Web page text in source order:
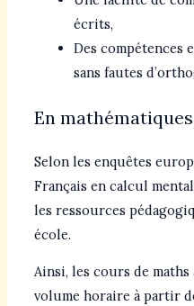
écrits,
Des compétences
sans fautes
En mathématiques
Selon les enquêtes
Français en calcul
les ressources
école.
Ainsi, les cours de
volume horaire à partir